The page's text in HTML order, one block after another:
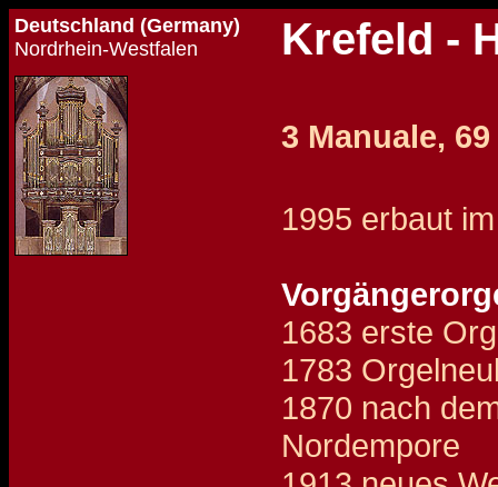
Deutschland (Germany)
Nordrhein-Westfalen
Krefeld -
3 Manuale,
1995 erbaut
1683 erste
1783
1870 nach
Nordempore